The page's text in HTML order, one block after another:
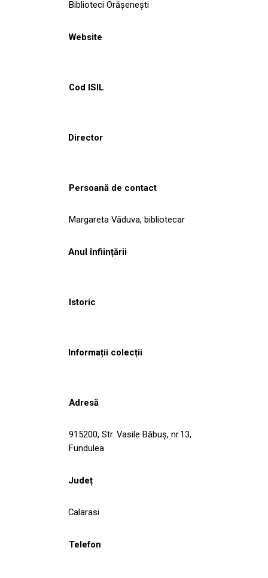
Biblioteci Orășenești
Website
Cod ISIL
Director
Persoană de contact
Margareta Văduva, bibliotecar
Anul înființării
Istoric
Informații colecții
Adresă
915200, Str. Vasile Băbuş, nr.13,
Fundulea
Județ
Calarasi
Telefon